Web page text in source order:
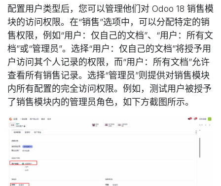
配置用户类型后，您可以管理他们对 Odoo 18 销售模
块的访问权限。在“销售”选项中，可以分配特定的销
售权限，例如“用户：仅自己的文档”、“用户：所有文
档”或“管理员”。选择“用户：仅自己的文档”将授予用
户访问其个人记录的权限，而“用户：所有文档”允许
查看所有销售记录。选择“管理员”则提供对销售模块
内所有配置的完全访问权限。例如，测试用户被授予
了销售模块内的管理员角色，如下方截图所示。